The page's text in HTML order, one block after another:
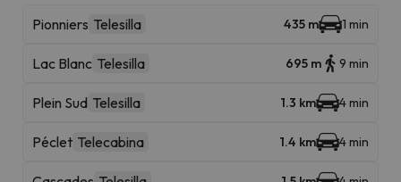
Pionniers Telesilla 435 m 1 min
Lac Blanc Telesilla 695 m 9 min
Plein Sud Telesilla 1.3 km 4 min
Péclet Telecabina 1.4 km 4 min